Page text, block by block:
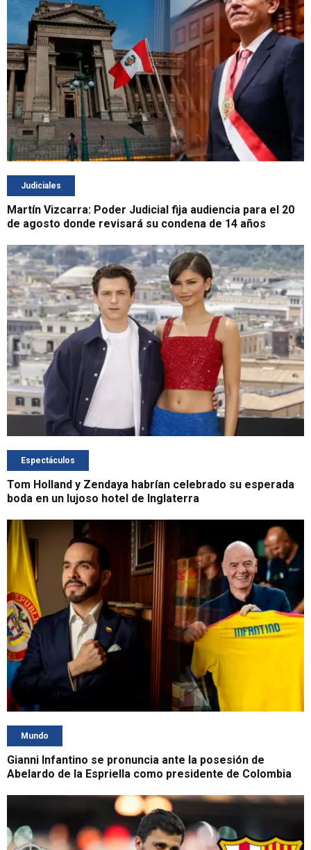
Judiciales
Martín Vizcarra: Poder Judicial fija audiencia para el 20
de agosto donde revisará su condena de 14 años
Espectáculos
Tom Holland y Zendaya habrían celebrado su esperada
boda en un lujoso hotel de Inglaterra
Mundo
Gianni Infantino se pronuncia ante la posesión de
Abelardo de la Espriella como presidente de Colombia